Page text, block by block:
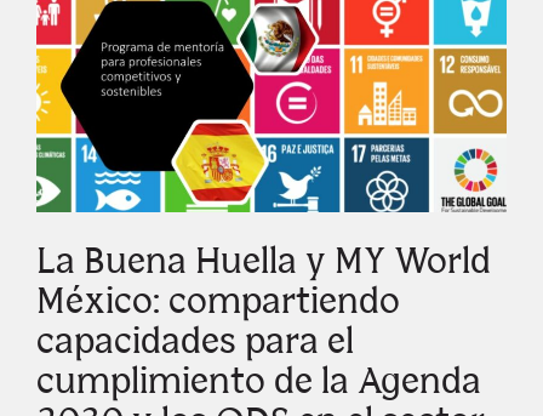
La Buena Huella y MY World
México: compartiendo
capacidades para el
cumplimiento de la Agenda